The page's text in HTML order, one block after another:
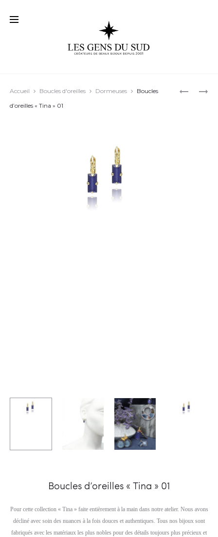
BOUCLES
Accueil Boucles d'oreilles Dormeuses
Boucles
d’oreilles « Tina » 01
Boucles d’oreilles « Tina » 01
Pour cette collection « Tina » faite entièrement à la main dans notre atelier. Nous avons
décliné avec soin des nuances à la fois douces et authentiques. Tous nos bijoux sont
fabriqués avec les matériaux les plus nobles pour des détails toujours plus précieux et